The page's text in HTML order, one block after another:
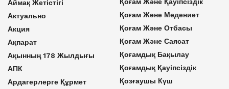
Аймақ Жетістігі
Актуально
Акция
Ақпарат
Ақынның 178 Жылдығы
АПК
Ардагерлерге Құрмет
Қоғам Және Мәдениет
Қоғам Және Отбасы
Қоғам Және Саясат
Қоғамдық Бақылау
Қоғамдық Қауіпсіздік
Қозғаушы Күш